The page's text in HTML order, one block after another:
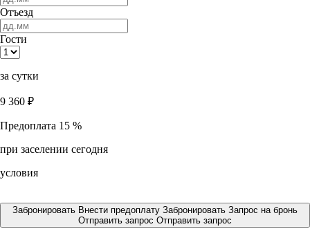
Отъезд
Гости
за сутки
9 360 ₽
Предоплата 15 %
при заселении сегодня
условия
Забронировать Внести предоплату Забронировать Запрос на бронь
Отправить запрос Отправить запрос